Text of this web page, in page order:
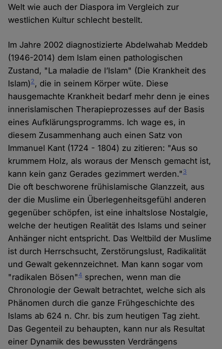
Welt wie auch der Diaspora im Vergleich zur
westlichen Kultur schlecht bestellt.
Im Jahre 2002 diagnostizierte Abdelwahab Meddeb
(1946-2014) dem Islam einen pathologischen
Zustand, "La maladie de l’Islam" (Die Krankheit des
Islam)2, die in seinem Körper wüte. Diese
hausgemachte Krankheit bedarf mehr denn je eines
innerislamischen Therapieprozesses auf der Basis
eines Aufklärungsprogramms. Ich wage es, in
diesem Zusammenhang auch einen Satz von
Immanuel Kant (1724 - 1804) zu zitieren: "Aus so
krummem Holz, als woraus der Mensch gemacht ist,
kann kein ganz Gerades gezimmert werden."3
Die oft beschworene frühislamische Glanzzeit, aus
der die Muslime ein Überlegenheitsgefühl anderen
gegenüber schöpfen, ist eine inhaltslose Nostalgie,
welche der heutigen Realität des Islams und seiner
Anhänger nicht entspricht. Das Weltbild der Muslime
ist durch Herrschsucht, Zerstörungslust, Radikalität
und Gewalt gekennzeichnet. Man kann sogar vom
"radikalen Bösen"4 sprechen, wenn man die
Chronologie der Gewalt betrachtet, welche sich als
Phänomen durch die ganze Frühgeschichte des
Islams ab 624 n. Chr. bis zum heutigen Tag zieht.
Das Gegenteil zu behaupten, kann nur als Resultat
einer Dynamik des bewussten Verdrängens